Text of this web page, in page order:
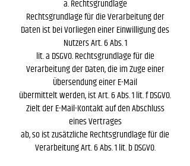
a. Rechtsgrundlage
Rechtsgrundlage für die Verarbeitung der
Daten ist bei Vorliegen einer Einwilligung des
Nutzers Art. 6 Abs. 1
lit. a DSGVO. Rechtsgrundlage für die
Verarbeitung der Daten, die im Zuge einer
Übersendung einer E-Mail
übermittelt werden, ist Art. 6 Abs. 1 lit. f DSGVO.
Zielt der E-Mail-Kontakt auf den Abschluss
eines Vertrages
ab, so ist zusätzliche Rechtsgrundlage für die
Verarbeitung Art. 6 Abs. 1 lit. b DSGVO.